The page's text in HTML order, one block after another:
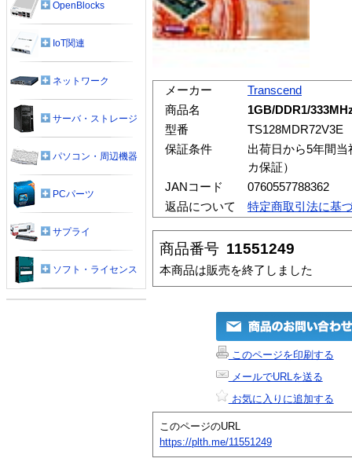
メーカー
Transcend
商品名
1GB/DDR1/
型番
TS128MDR72V3E
保証条件
出荷日から5年間
カ保証）
JANコード
0760557788362
返品について
特定商取引法に基
商品番号 11551249
本商品は販売を終了しました
このページを印刷する
メールでURLを送る
お気に入りに追加する
このページのURL
https://plth.me/11551249
OpenBlocks
IoT関連
ネットワーク
サーバ・ストレージ
パソコン・周辺機器
PCパーツ
サプライ
ソフト・ライセンス